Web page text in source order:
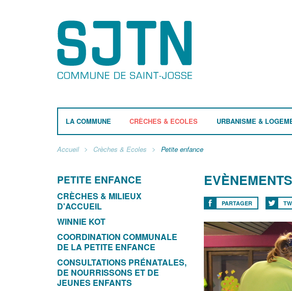
LA COMMUNE CRÈCHES & ECOLES URBANISME &
Accueil Crèches & Ecoles Petite enfance
PETITE ENFANCE
CRÈCHES & MILIEUX
D'ACCUEIL
WINNIE KOT
COORDINATION COMMUNALE
DE LA PETITE ENFANCE
CONSULTATIONS PRÉNATALES,
DE NOURRISSONS ET DE
JEUNES ENFANTS
PARTAGER